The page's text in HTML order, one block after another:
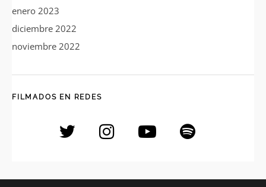
enero 2023
diciembre 2022
noviembre 2022
FILMADOS EN REDES